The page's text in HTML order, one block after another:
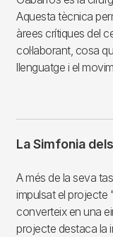
Aquesta tècnica
àrees crítiques del
col·laborant, cosa
llenguatge i el
La Simfonia
A més de la seva
impulsat el projecte "
converteix en una
projecte destaca la